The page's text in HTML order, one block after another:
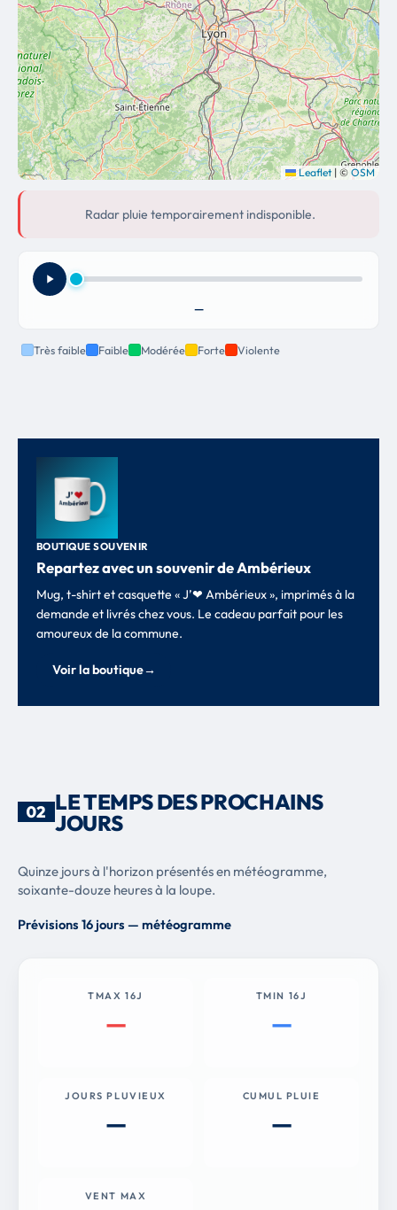
Leaflet | © OSM
Radar pluie temporairement indisponible.
—
Très faible Faible Modérée Forte Violente
BOUTIQUE SOUVENIR
Repartez avec un souvenir de Ambérieux
Mug, t-shirt et casquette « J’❤ Ambérieux », imprimés à la
demande et livrés chez vous. Le cadeau parfait pour les
amoureux de la commune.
Voir la boutique→
02 LE TEMPS DES PROCHAINS
JOURS
Quinze jours à l'horizon présentés en météogramme,
soixante-douze heures à la loupe.
Prévisions 16 jours — météogramme
TMAX 16J
—
TMIN 16J
—
JOURS PLUVIEUX
—
CUMUL PLUIE
—
VENT MAX